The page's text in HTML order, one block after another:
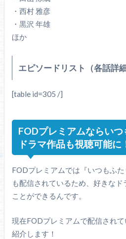
・西村 雅彦
・黒沢 年雄
ほか
エピソードリスト（各話詳細
[table id=305 /]
FODプレミアムならい
ドラマ作品も視聴可能に
FODプレミアムでは『いつもふ
も配信されているため、好きな
ことができるんです。
現在FODプレミアムで配信され
紹介します！